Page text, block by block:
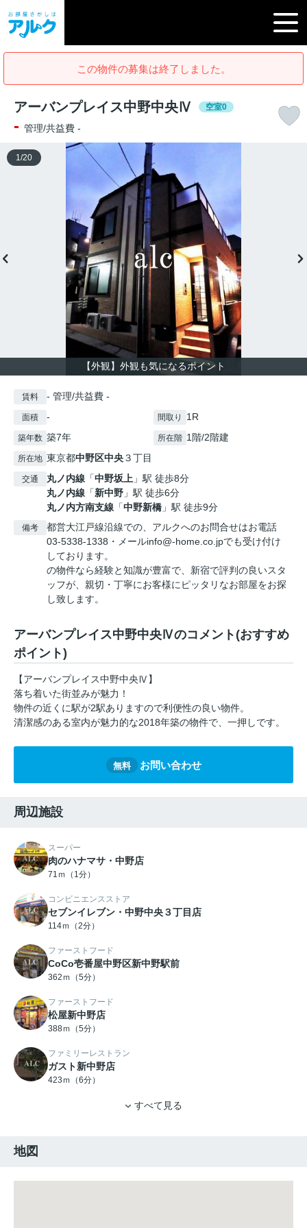
この物件の募集は終了しました。
アーバンプレイス中野中央Ⅳ 空室0
- 管理/共益費 -
【外観】外観も気になるポイント
1 /20
賃料 - 管理/共益費 -
面積 - 間取り 1R
築年数 築7年 所在階 1階/2階建
所在地 東京都中野区中央３丁目
交通 丸ノ内線 「中野坂上 」駅 徒歩8分
丸ノ内線 「新中野 」駅 徒歩6分
丸ノ内方南支線 「中野新橋 」駅 徒歩9分
備考
都営大江戸線沿線での、アルクへのお問合せはお電話
03-5338-1338・メールinfo@-home.co.jpでも受け付け
しております。
の物件なら経験と知識が豊富で、新宿で評判の良いスタ
ッフが、親切・丁寧にお客様にピッタリなお部屋をお探
し致します。
アーバンプレイス中野中央Ⅳのコメント(おすすめ
ポイント)
【アーバンプレイス中野中央Ⅳ】
落ち着いた街並みが魅力！
物件の近くに駅が2駅ありますので利便性の良い物件。
清潔感のある室内が魅力的な2018年築の物件で、一押しです。
無料 お問い合わせ
周辺施設
スーパー
肉のハナマサ・中野店
71ｍ（1分）
コンビニエンスストア
セブンイレブン・中野中央３丁目店
114ｍ（2分）
ファーストフード
CoCo壱番屋中野区新中野駅前
362ｍ（5分）
ファーストフード
松屋新中野店
388ｍ（5分）
ファミリーレストラン
ガスト新中野店
423ｍ（6分）
すべて見る
地図